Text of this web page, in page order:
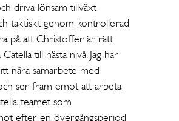
driva lönsam tillväxt
taktiskt genom kontrollerad
på att Christoffer är rätt
till nästa nivå. Jag har
nära samarbete med
ser fram emot att arbeta
teamet som
efter en övergångsperiod